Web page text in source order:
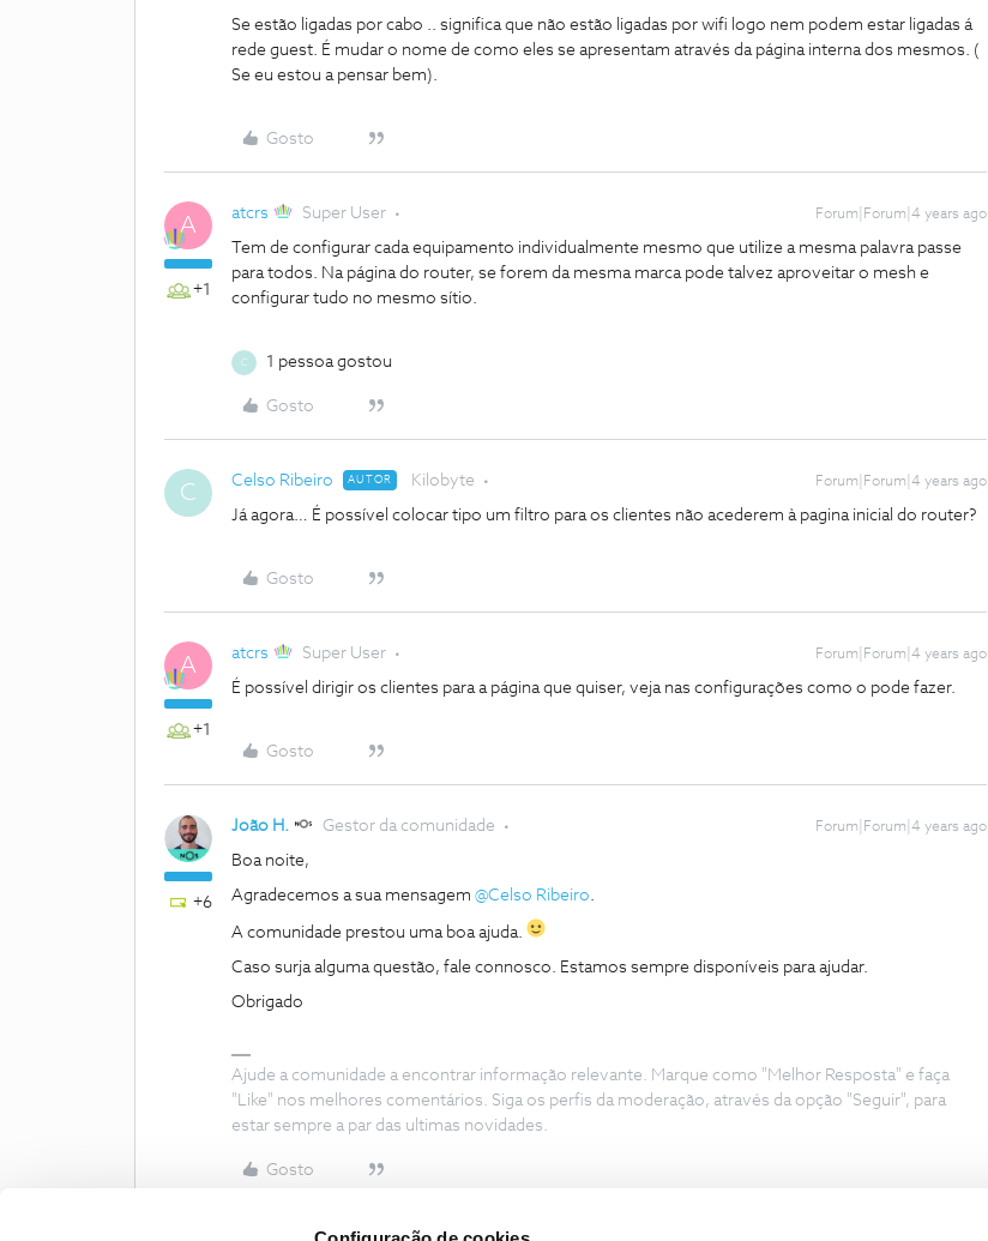
Se estão ligadas por cabo .. significa que não estão ligadas por wifi logo nem podem estar ligadas á
rede guest. É mudar o nome de como eles se apresentam através da página interna dos mesmos. (
Se eu estou a pensar bem).
Gosto
A
+1
atcrs Super User Forum|Forum|4 years ago
Tem de configurar cada equipamento individualmente mesmo que utilize a mesma palavra passe
para todos. Na página do router, se forem da mesma marca pode talvez aproveitar o mesh e
configurar tudo no mesmo sítio.
C 1 pessoa gostou
Gosto
C Celso Ribeiro AUTOR Kilobyte Forum|Forum|4 years ago
Já agora… É possível colocar tipo um filtro para os clientes não acederem à pagina inicial do router?
Gosto
A
+1
atcrs Super User Forum|Forum|4 years ago
É possível dirigir os clientes para a página que quiser, veja nas configurações como o pode fazer.
Gosto
+6
João H. Gestor da comunidade Forum|Forum|4 years ago
Boa noite,
Agradecemos a sua mensagem @Celso Ribeiro.
A comunidade prestou uma boa ajuda.
Caso surja alguma questão, fale connosco. Estamos sempre disponíveis para ajudar.
Obrigado
Ajude a comunidade a encontrar informação relevante. Marque como "Melhor Resposta" e faça
"Like" nos melhores comentários. Siga os perfis da moderação, através da opção "Seguir", para
estar sempre a par das ultimas novidades.
Gosto